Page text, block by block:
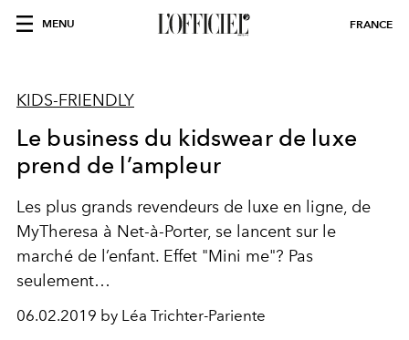
MENU FRANCE
KIDS-FRIENDLY
Le business du kidswear de luxe
prend de l’ampleur
Les plus grands revendeurs de luxe en ligne, de
MyTheresa à Net-à-Porter, se lancent sur le
marché de l’enfant. Effet "Mini me"? Pas
seulement…
06.02.2019 by Léa Trichter-Pariente